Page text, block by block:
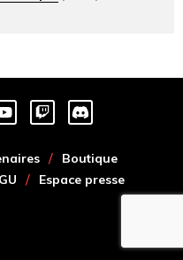
Boutique
Espace presse